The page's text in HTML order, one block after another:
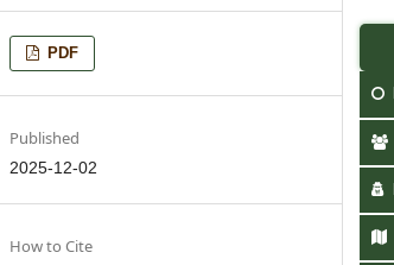
PDF
Published
2025-12-02
How to Cite